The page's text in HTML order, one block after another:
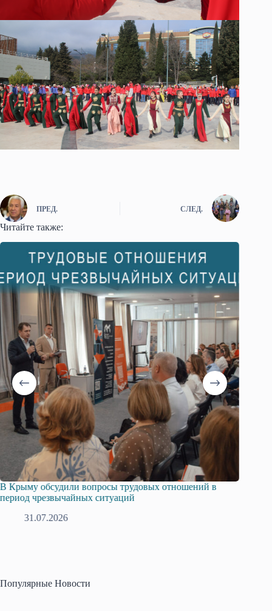
ПРЕД. СЛЕД.
Читайте также:
Русская община Крыма и Федерация независимых
профсоюзов Крыма укрепляют сотрудничество
28.07.2026
Популярные Новости